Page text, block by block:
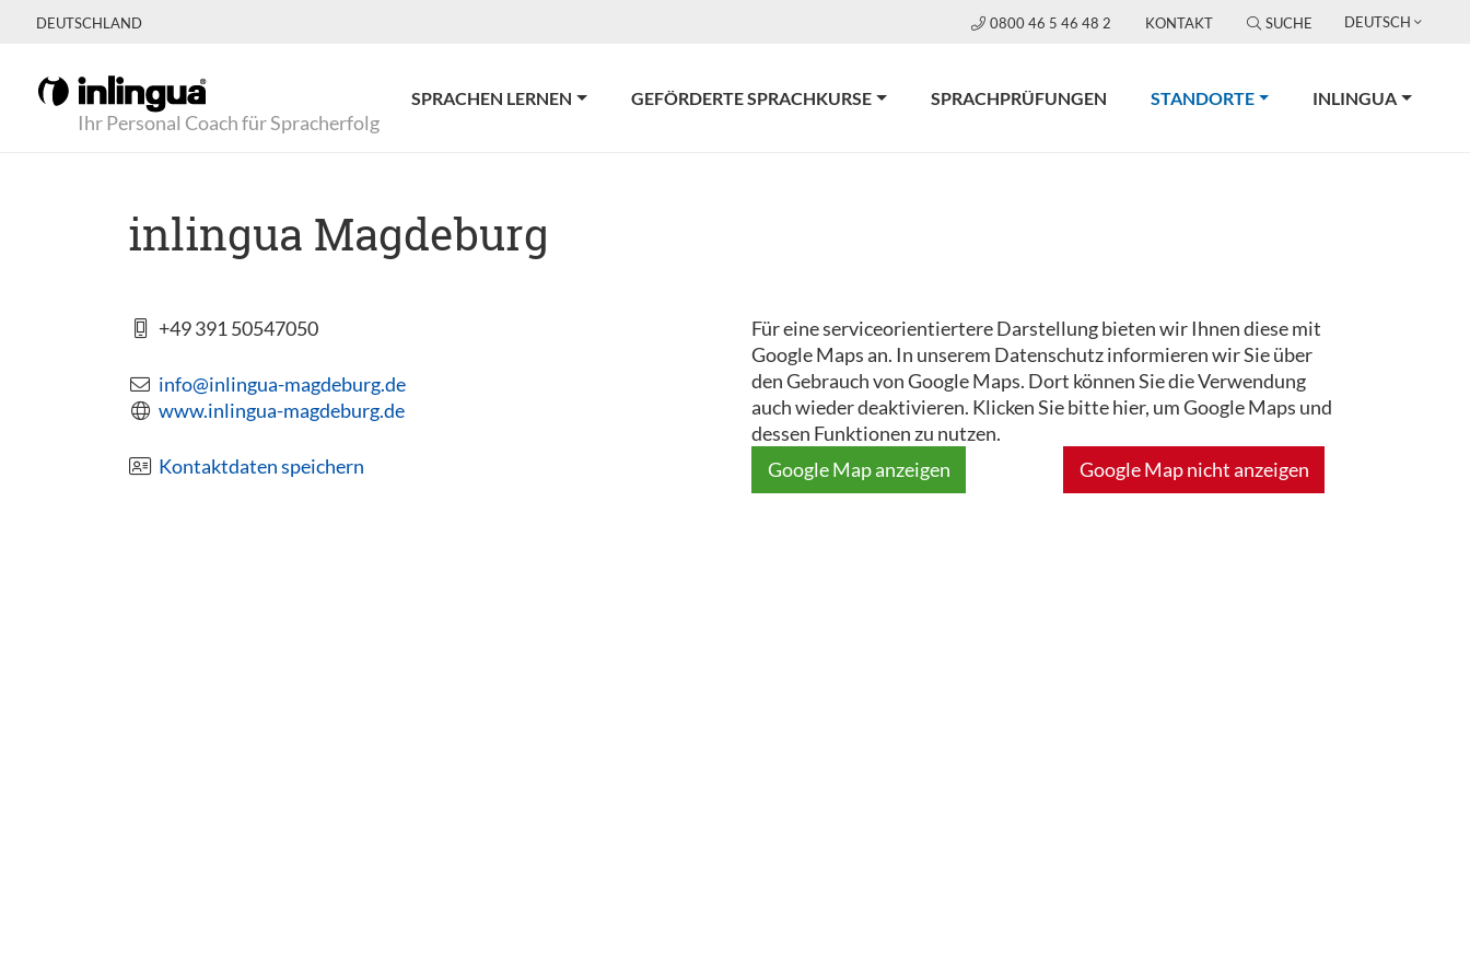
DEUTSCHLAND 0800 46 5 46 48 2 KONTAKT SUCHE DEUTSCH
Ihr Personal Coach für Spracherfolg
SPRACHEN LERNEN GEFÖRDERTE SPRACHKURSE SPRACHPRÜFUNGEN STANDORTE(CURRENT)INLINGUA
inlingua Magdeburg
+49 391 50547050
info@inlingua-magdeburg.de
www.inlingua-magdeburg.de
Kontaktdaten speichern
Für eine serviceorientiertere Darstellung bieten wir Ihnen diese mit
Google Maps an. In unserem Datenschutz informieren wir Sie über
den Gebrauch von Google Maps. Dort können Sie die Verwendung
auch wieder deaktivieren. Klicken Sie bitte hier, um Google Maps und
dessen Funktionen zu nutzen.
Google Map anzeigen
Google Map nicht anzeigen